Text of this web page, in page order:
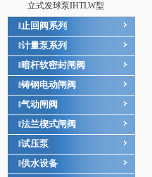
立式发球泵IHTLW型
止回阀系列
计量泵系列
暗杆软密封闸阀
铸钢电动闸阀
气动闸阀
法兰楔式闸阀
试压泵
供水设备